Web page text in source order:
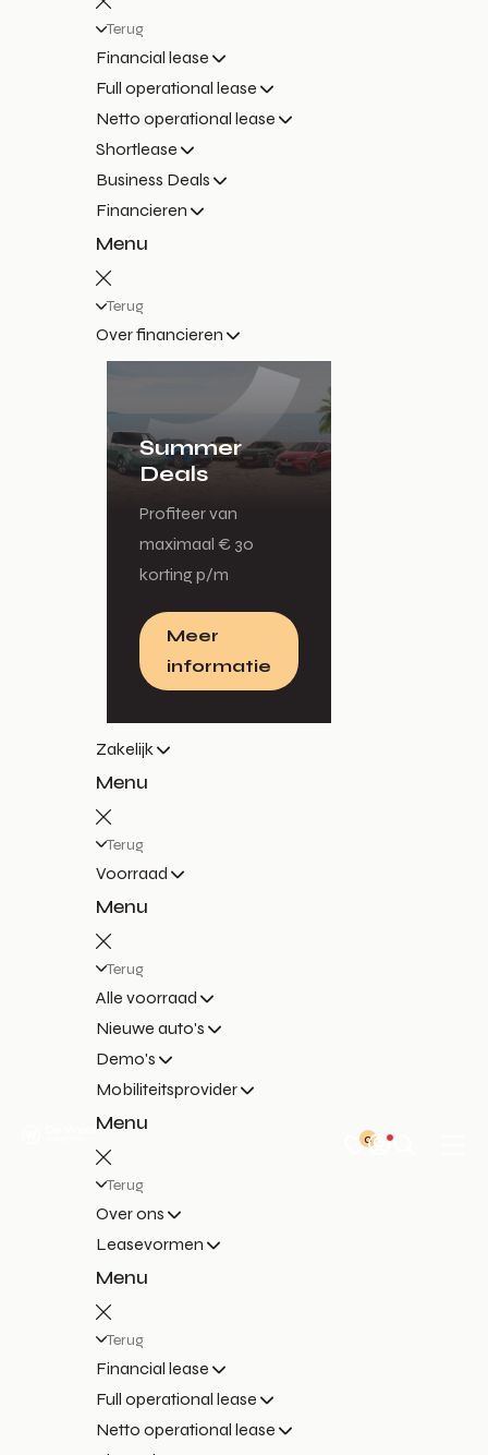
Terug
Financial lease
Full operational lease
Netto operational lease
Shortlease
Business Deals
Financieren
Menu
Terug
Over financieren
Summer
Deals
Profiteer van
maximaal € 30
korting p/m
Meer
informatie
Zakelijk
Menu
Terug
Voorraad
Menu
Terug
Alle voorraad
Nieuwe auto's
Demo's
Mobiliteitsprovider
Menu
Terug
Over ons
Leasevormen
Menu
Terug
Financial lease
Full operational lease
Netto operational lease
0